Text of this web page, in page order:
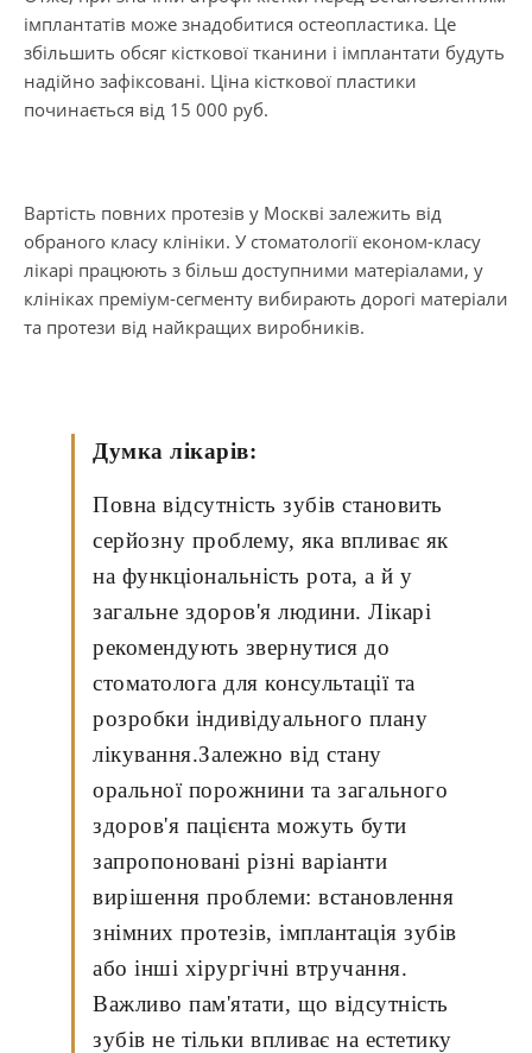
імплантатів може знадобитися остеопластика. Це
збільшить обсяг кісткової тканини і імплантати будуть
надійно зафіксовані. Ціна кісткової пластики
починається від 15 000 руб.
Вартість повних протезів у Москві залежить від
обраного класу клініки. У стоматології економ-класу
лікарі працюють з більш доступними матеріалами, у
клініках преміум-сегменту вибирають дорогі матеріали
та протези від найкращих виробників.
Думка лікарів:
Повна відсутність зубів становить
серйозну проблему, яка впливає як
на функціональність рота, а й у
загальне здоров'я людини. Лікарі
рекомендують звернутися до
стоматолога для консультації та
розробки індивідуального плану
лікування.Залежно від стану
оральної порожнини та загального
здоров'я пацієнта можуть бути
запропоновані різні варіанти
вирішення проблеми: встановлення
знімних протезів, імплантація зубів
або інші хірургічні втручання.
Важливо пам'ятати, що відсутність
зубів не тільки впливає на естетику